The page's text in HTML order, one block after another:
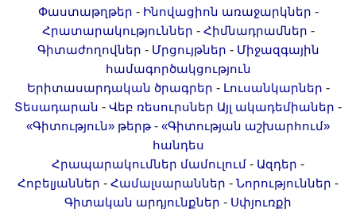
Փաստաթղթեր - Ինովացիոն առաջարկներ -
Հրատարակություններ - Հիմնադրամներ -
Գիտաժողովներ - Մրցույթներ - Միջազգային
համագործակցություն
Երիտասարդական ծրագրեր - Լուսանկարներ -
Տեսադարան - Վեբ ռեսուրսներ Այլ ակադեմիաներ -
«Գիտություն» թերթ - «Գիտության աշխարհում»
հանդես
Հրապարակումներ մամուլում - Ազդեր -
Հոբելյաններ - Համալսարաններ - Նորություններ -
Գիտական արդյունքներ - Սփյուռքի